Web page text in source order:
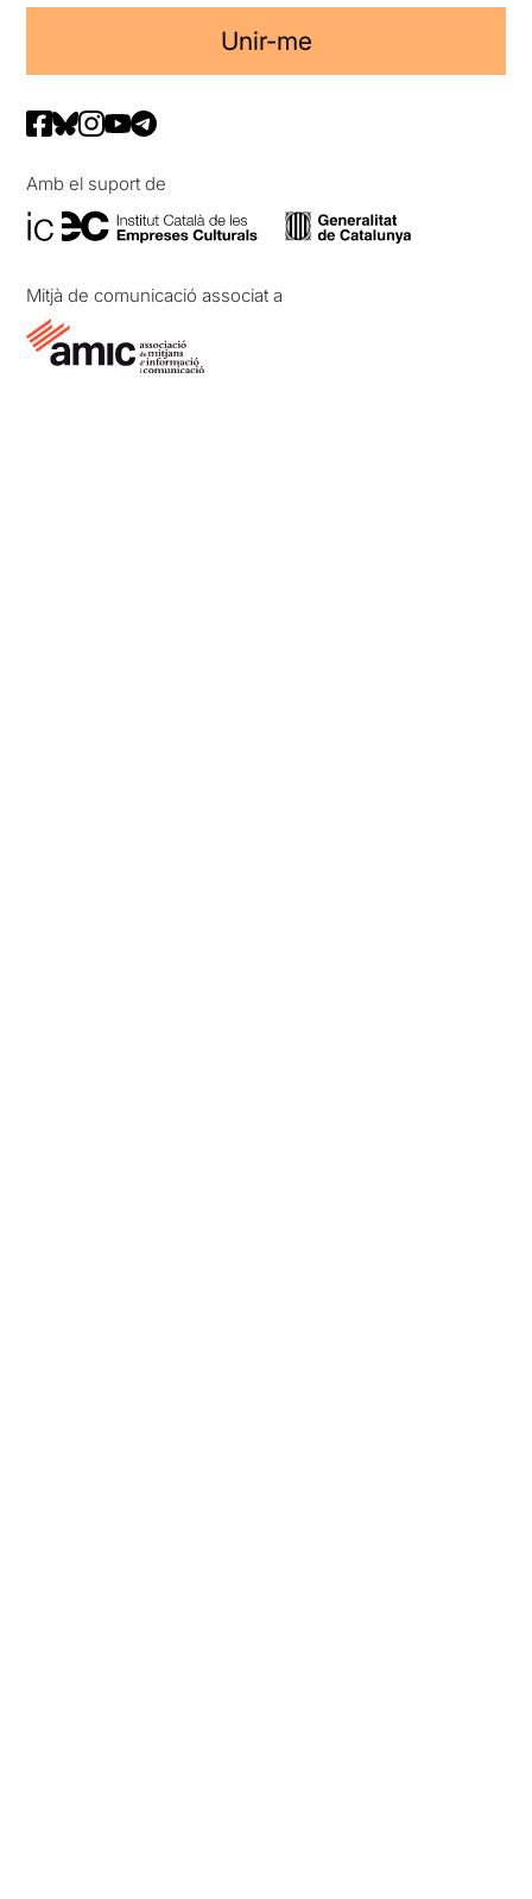
Unir-me
Amb el suport de
Mitjà de comunicació associat a